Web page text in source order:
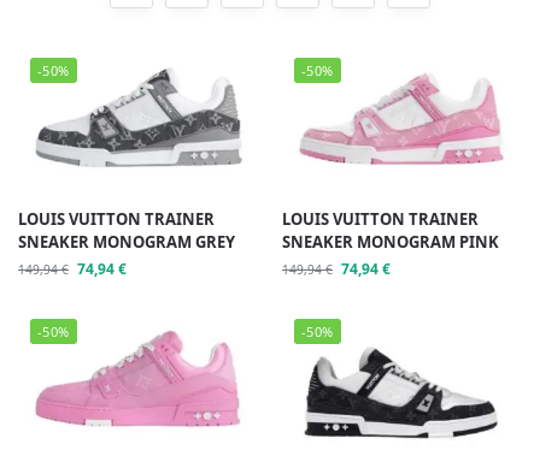
-50%
LOUIS VUITTON TRAINER
SNEAKER MONOGRAM GREY
149,94€ 74,94€
-50%
LOUIS VUITTON TRAINER
SNEAKER MONOGRAM PINK
149,94€ 74,94€
-50% -50%